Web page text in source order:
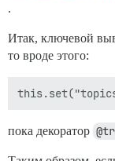
.
Итак, ключевой
то вроде этого:
пока декоратор